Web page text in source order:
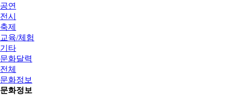
공연
전시
축제
교육/체험
기타
문화달력
전체
문화정보
문화정보